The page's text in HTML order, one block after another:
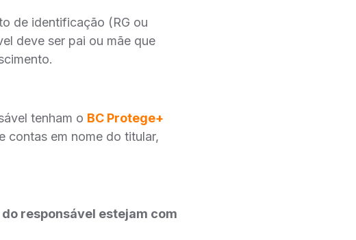
de identificação (RG ou
deve ser pai ou mãe que
tenham o BC Protege+
contas em nome do titular,
do responsável estejam com